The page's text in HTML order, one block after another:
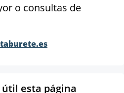
o consultas de
útil esta página